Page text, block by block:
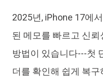
2025년, iPhone 17에
된 메모를 빠르고 신
방법이 있습니다---첫
더를 확인해 쉽게 복